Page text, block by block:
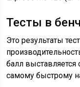
Тесты в
Это результаты
балл выставляется
самому быстрому